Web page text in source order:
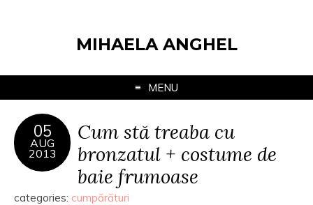
MIHAELA ANGHEL
MENU
05
AUG
2013
Cum stă treaba cu
bronzatul + costume de
baie frumoase
categories: cumpărături